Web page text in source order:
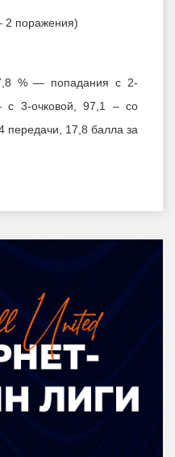
2 поражения)
% — попадания с 2-
с 3-очковой, 97,1 – со
17,8 балла за